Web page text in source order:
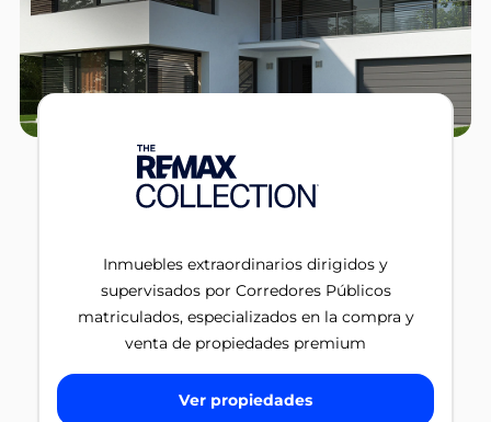
Inmuebles extraordinarios dirigidos y
supervisados por Corredores Públicos
matriculados, especializados en la compra y
venta de propiedades premium
Ver propiedades